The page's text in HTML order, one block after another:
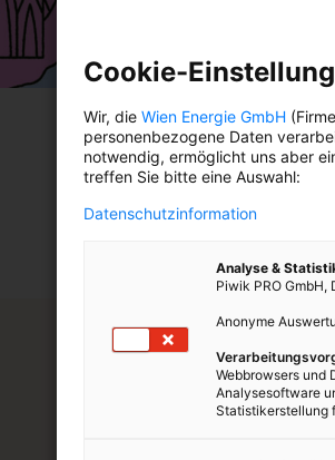
Mehr zum Thema
Wiens Wegen unterwegs?
Cookie-
Wir, die Wien Energie GmbH
personenbezogene Daten
notwendig, ermöglicht uns aber
treffen Sie bitte eine Auswahl:
Datenschutzinformation
Analyse &
Piwik PRO GmbH,
Anonyme
Webbrowsers und
Analysesoftware
Statistikerstellung